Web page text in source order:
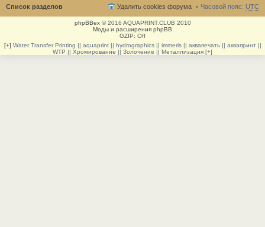
Список разделов Часовой пояс: UTC
Удалить cookies форума
phpBBex© 2016 AQUAPRINT.CLUB 2010
Моды и расширения phpBB
GZIP: Off
[+] Water Transfer Printing || aquaprint || hydrographics || immeris || аквапечать || аквапринт ||
WTP || Хромирование || Золочение || Металлизация [+]